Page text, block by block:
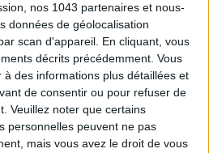
nos 1043 partenaires et nous-
données de géolocalisation
scan d'appareil. En cliquant, vous
décrits précédemment. Vous
des informations plus détaillées et
de consentir ou pour refuser de
Veuillez noter que certains
personnelles peuvent ne pas
mais vous avez le droit de vous
S'INSCRIRE